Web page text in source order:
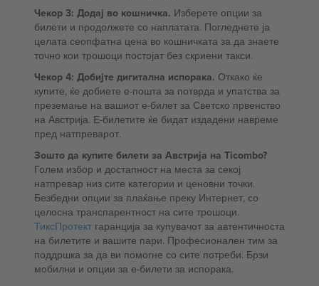
Чекор 3: Додај во кошничка. Изберете опции за
билети и продолжете со наплатата. Погледнете ја
целата сеопфатна цена во кошничката за да знаете
точно кои трошоци постојат без скриени такси.
Чекор 4: Добијте дигитална испорака. Откако ќе
купите, ќе добиете е-пошта за потврда и упатства за
преземање на вашиот е-билет за Светско првенство
на Австрија. Е-билетите ќе бидат издадени навреме
пред натпреварот.
Зошто да купите билети за Австрија на Ticombo?
Голем избор и достапност на места за секој
натпревар низ сите категории и ценовни точки.
Безбедни опции за плаќање преку Интернет, со
целосна транспарентност на сите трошоци.
ТиксПротект гаранција за купувачот за автентичноста
на билетите и вашите пари. Професионален тим за
поддршка за да ви помогне со сите потреби. Брзи
мобилни и опции за е-билети за испорака.